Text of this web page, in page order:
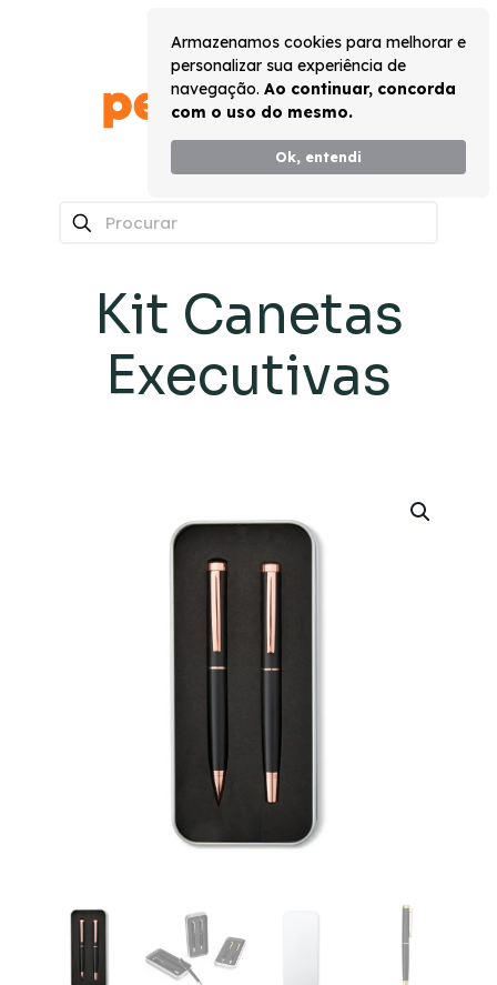
Armazenamos cookies para melhorar e
personalizar sua experiência de
navegação. Ao continuar, concorda
com o uso do mesmo.
Ok, entendi
Kit Canetas
Executivas